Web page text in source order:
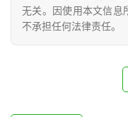
地
无关。因使用本文信息
不承担任何法律责任。